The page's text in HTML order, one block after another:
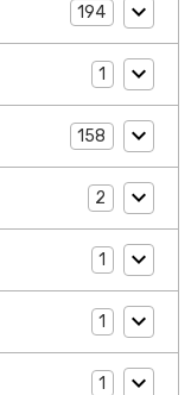
194
1
158
2
1
1
1